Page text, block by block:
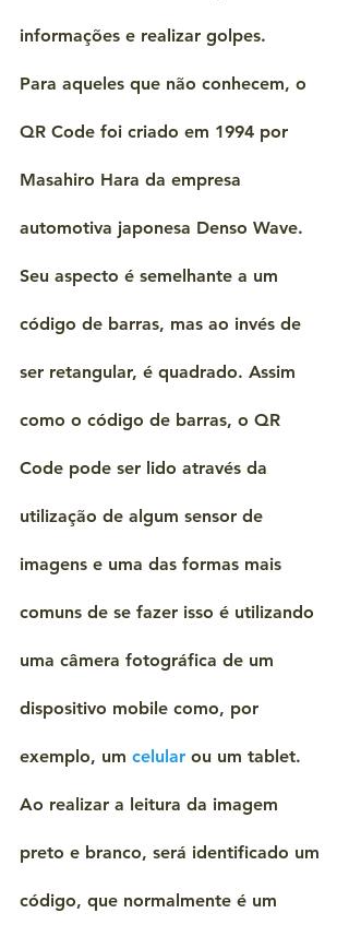
informações e realizar golpes.
Para aqueles que não conhecem, o
QR Code foi criado em 1994 por
Masahiro Hara da empresa
automotiva japonesa Denso Wave.
Seu aspecto é semelhante a um
código de barras, mas ao invés de
ser retangular, é quadrado. Assim
como o código de barras, o QR
Code pode ser lido através da
utilização de algum sensor de
imagens e uma das formas mais
comuns de se fazer isso é utilizando
uma câmera fotográfica de um
dispositivo mobile como, por
exemplo, um celular ou um tablet.
Ao realizar a leitura da imagem
preto e branco, será identificado um
código, que normalmente é um